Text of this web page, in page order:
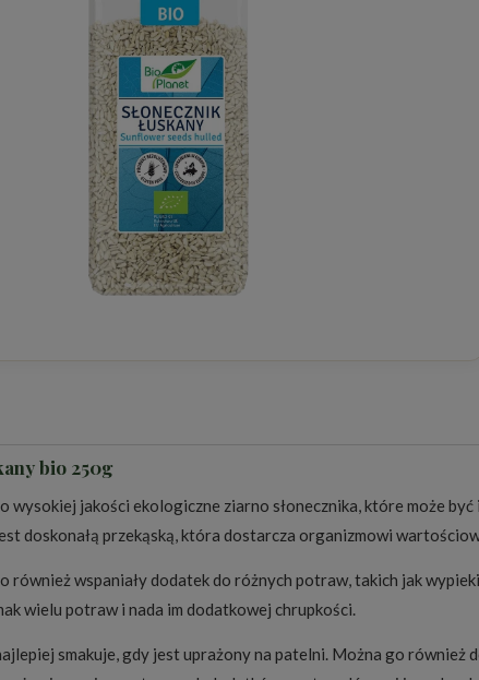
bio 250g
wysokiej jakości ekologiczne ziarno słonecznika, które może
doskonałą przekąską, która dostarcza organizmowi
również wspaniały dodatek do różnych potraw, takich jak
wielu potraw i nada im dodatkowej chrupkości.
smakuje, gdy jest uprażony na patelni. Można go